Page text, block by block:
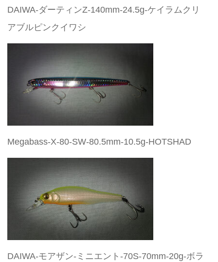
DAIWA-ダーティンZ-140mm-24.5g-ケイラムクリ
アブルピンクイワシ
Megabass-X-80-SW-80.5mm-10.5g-HOTSHAD
DAIWA-モアザン-ミニエント-70S-70mm-20g-ボラ